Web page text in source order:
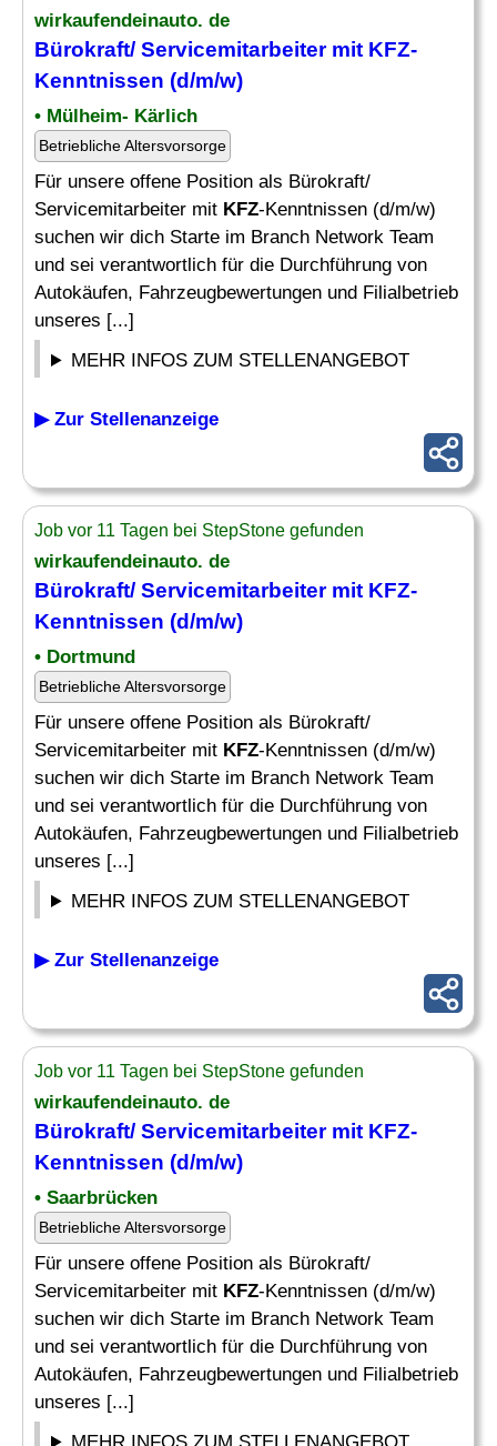
wirkaufendeinauto. de
Bürokraft/ Servicemitarbeiter mit KFZ-
Kenntnissen (d/m/w)
• Mülheim- Kärlich
Betriebliche Altersvorsorge
Für unsere offene Position als Bürokraft/
Servicemitarbeiter mit KFZ-Kenntnissen (d/m/w)
suchen wir dich Starte im Branch Network Team
und sei verantwortlich für die Durchführung von
Autokäufen, Fahrzeugbewertungen und Filialbetrieb
unseres [...]
MEHR INFOS ZUM STELLENANGEBOT
▶ Zur Stellenanzeige
Job vor 11 Tagen bei StepStone gefunden
wirkaufendeinauto. de
Bürokraft/ Servicemitarbeiter mit KFZ-
Kenntnissen (d/m/w)
• Dortmund
Betriebliche Altersvorsorge
Für unsere offene Position als Bürokraft/
Servicemitarbeiter mit KFZ-Kenntnissen (d/m/w)
suchen wir dich Starte im Branch Network Team
und sei verantwortlich für die Durchführung von
Autokäufen, Fahrzeugbewertungen und Filialbetrieb
unseres [...]
MEHR INFOS ZUM STELLENANGEBOT
▶ Zur Stellenanzeige
Job vor 11 Tagen bei StepStone gefunden
wirkaufendeinauto. de
Bürokraft/ Servicemitarbeiter mit KFZ-
Kenntnissen (d/m/w)
• Saarbrücken
Betriebliche Altersvorsorge
Für unsere offene Position als Bürokraft/
Servicemitarbeiter mit KFZ-Kenntnissen (d/m/w)
suchen wir dich Starte im Branch Network Team
und sei verantwortlich für die Durchführung von
Autokäufen, Fahrzeugbewertungen und Filialbetrieb
unseres [...]